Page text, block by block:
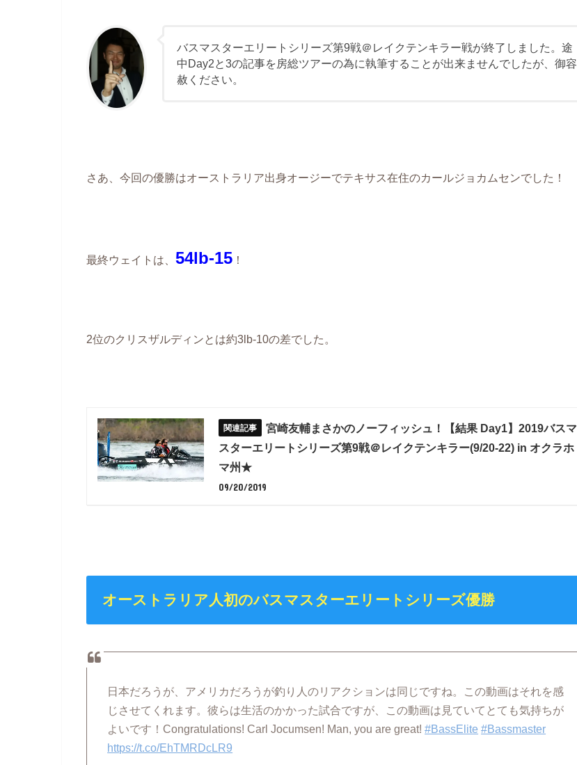
バスマスターエリートシリーズ第9戦＠レイクテンキラー戦が終了しました。途
中Day2と3の記事を房総ツアーの為に執筆することが出来ませんでしたが、御容
赦ください。
さあ、今回の優勝はオーストラリア出身オージーでテキサス在住のカールジョカムセンでした！
最終ウェイトは、 54lb-15 ！
2位のクリスザルディンとは約3lb-10の差でした。
宮崎友輔まさかのノーフィッシュ！【結果 Day1】2019バスマ
スターエリートシリーズ第9戦＠レイクテンキラー(9/20-22) in オクラホ
マ州★
09/20/2019
オーストラリア人初のバスマスターエリートシリーズ優勝
日本だろうが、アメリカだろうが釣り人のリアクションは同じですね。この動画はそれを感
じさせてくれます。彼らは生活のかかった試合ですが、この動画は見ていてとても気持ちが
よいです！Congratulations! Carl Jocumsen! Man, you are great!#BassElite #Bassmaster
https://t.co/EhTMRDcLR9